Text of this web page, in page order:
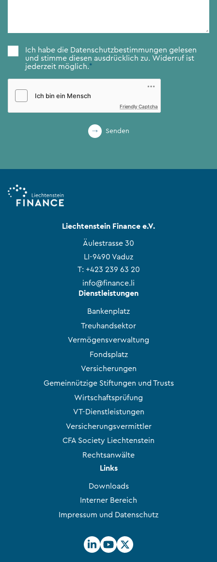
Zustimmung*
Ich habe die Datenschutzbestimmungen gelesen
und stimme diesen ausdrücklich zu. Widerruf ist
jederzeit möglich.*
Friendly Captcha
Senden
Liechtenstein Finance e.V.
Äulestrasse 30
LI-9490 Vaduz
T: +423 239 63 20
info@finance.li
Dienstleistungen
Bankenplatz
Treuhandsektor
Vermögensverwaltung
Fondsplatz
Versicherungen
Gemeinnützige Stiftungen und Trusts
Wirtschaftsprüfung
VT-Dienstleistungen
Versicherungsvermittler
CFA Society Liechtenstein
Rechtsanwälte
Links
Downloads
Interner Bereich
Impressum und Datenschutz